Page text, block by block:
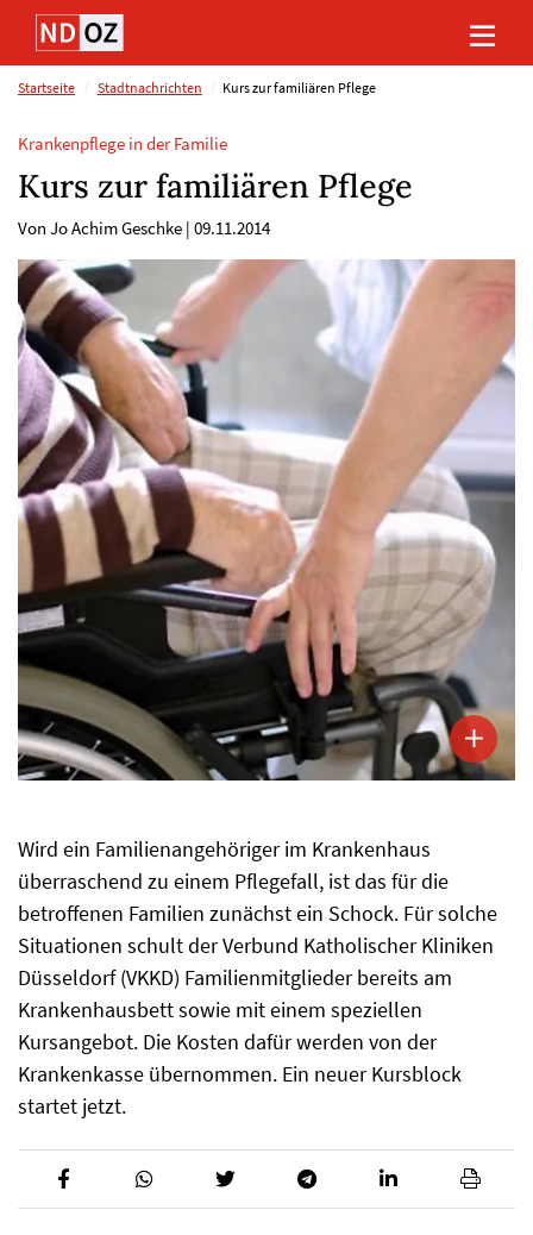
Direkt
Inhalt
(Eingabetaste)
Direkt
Hauptmenu
(Eingabetaste)
Direkt
Suche
(Eingabetaste)
Direkt
Footer
(Eingabetaste)
Startseite Stadtnachrichten Kurs zur familiären Pflege
Krankenpflege in der Familie
Kurs zur familiären Pflege
Von Jo Achim Geschke | 09.11.2014
Wird ein Familienangehöriger im Krankenhaus
überraschend zu einem Pflegefall, ist das für die
betroffenen Familien zunächst ein Schock. Für solche
Situationen schult der Verbund Katholischer Kliniken
Düsseldorf (VKKD) Familienmitglieder bereits am
Krankenhausbett sowie mit einem speziellen
Kursangebot. Die Kosten dafür werden von der
Krankenkasse übernommen. Ein neuer Kursblock
startet jetzt.